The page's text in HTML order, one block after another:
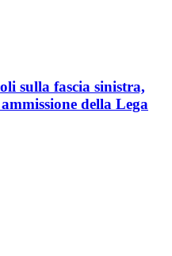
sulla fascia sinistra,
della Lega